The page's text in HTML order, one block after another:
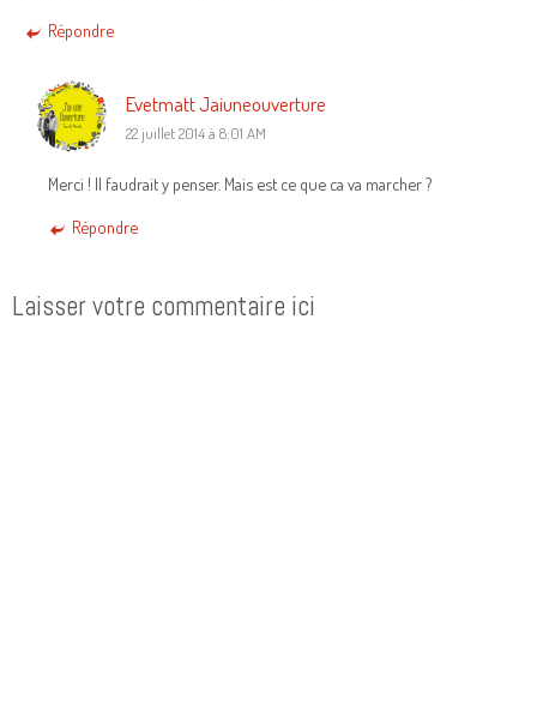
Répondre
Evetmatt Jaiuneouverture
22 juillet 2014 à 8:01 AM
Merci ! Il faudrait y penser. Mais est ce que ca va marcher ?
Répondre
Laisser votre commentaire ici